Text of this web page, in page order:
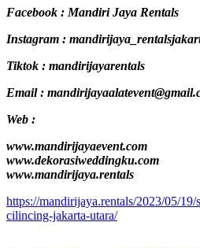
Facebook : Mandiri Jaya Rentals
Instagram :
Tiktok : mandirijayarentals
Email :
Web :
www.mandirijayaevent.com
www.dekorasiweddingku.com
www.mandirijaya.rentals
https://mandirijaya.rentals/2023/05/
cilincing-jakarta-utara/